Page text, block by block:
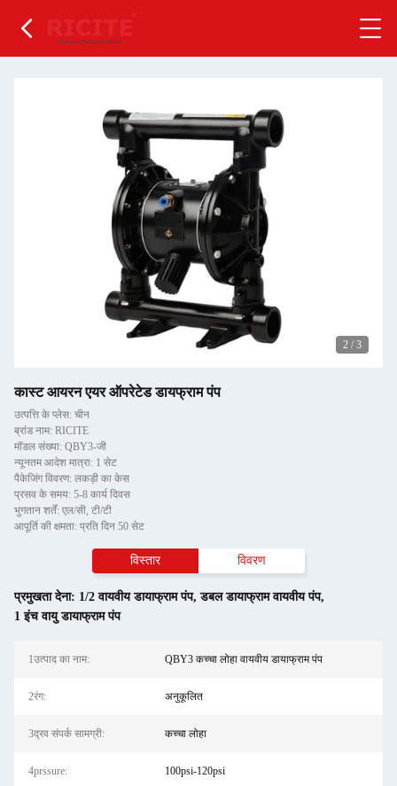
2 / 3
कास्ट आयरन एयर ऑपरेटेड डायफ्राम पंप
उत्पत्ति के प्लेस: चीन
ब्रांड नाम: RICITE
मॉडल संख्या: QBY3-जी
न्यूनतम आदेश मात्रा: 1 सेट
पैकेजिंग विवरण: लकड़ी का केस
प्रसव के समय: 5-8 कार्य दिवस
भुगतान शर्तें: एल/सी, टी/टी
आपूर्ति की क्षमता: प्रति दिन 50 सेट
विस्तार विवरण
प्रमुखता देना: 1/2 वायवीय डायाफ्राम पंप,डबल डायाफ्राम वायवीय पंप,
1 इंच वायु डायाफ्राम पंप
1उत्पाद का नाम: QBY3 कच्चा लोहा वायवीय डायाफ्राम पंप
2रंग: अनुकूलित
3द्रव संपर्क सामग्री: कच्चा लोहा
4prssure: 100psi-120psi